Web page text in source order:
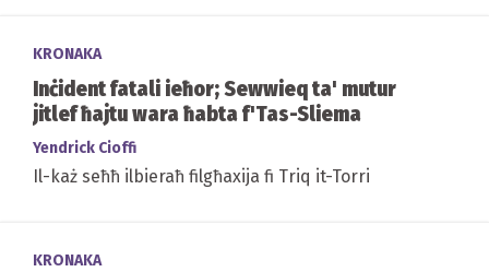
KRONAKA
Inċident fatali ieħor; Sewwieq ta' mutur
jitlef ħajtu wara ħabta f'Tas-Sliema
Yendrick Cioffi
Il-każ seħħ ilbieraħ filgħaxija fi Triq it-Torri
KRONAKA